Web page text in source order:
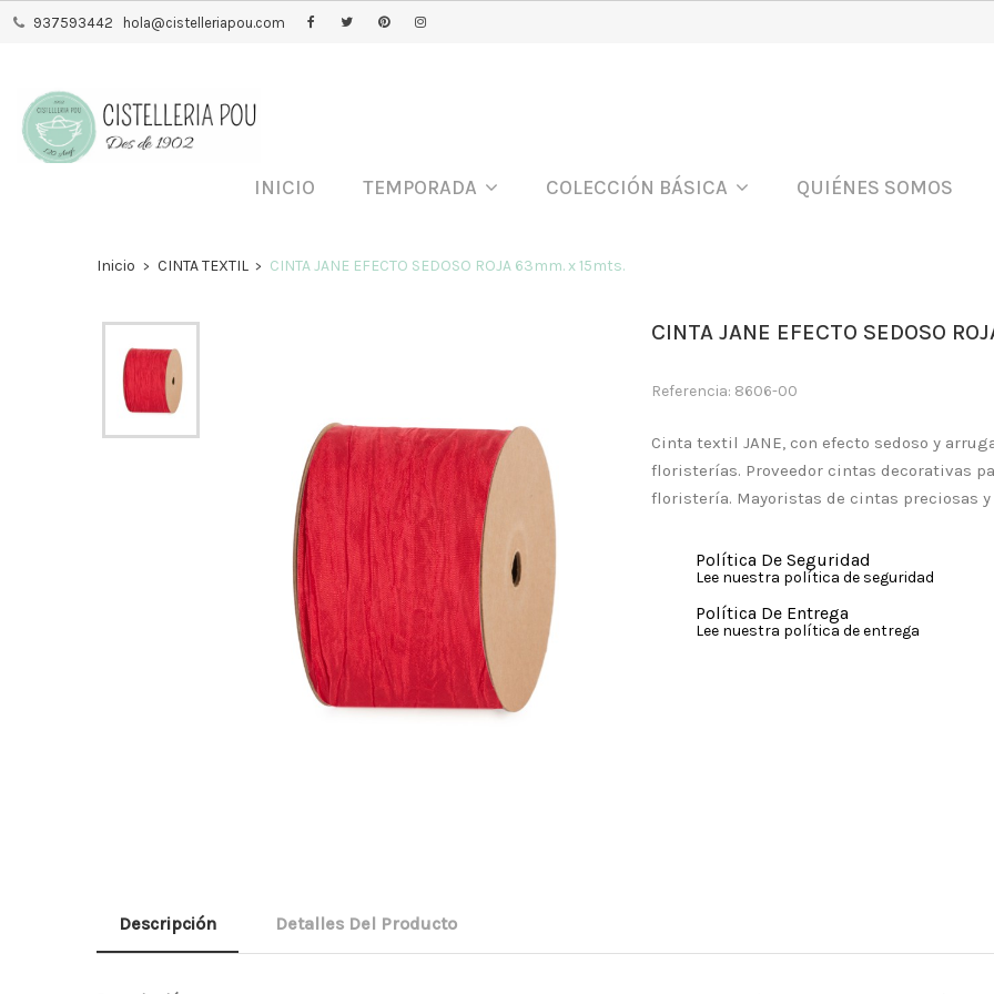
937593442 hola@cistelleriapou.com
INICIO TEMPORADA COLECCIÓN BÁSICA QUIÉNES SOMOS
Inicio CINTA TEXTIL CINTA JANE EFECTO SEDOSO ROJA 63mm. x 15mts.
CINTA JANE EFECTO SEDOSO
Referencia: 8606-00
Cinta textil JANE, con efecto sedoso y
floristerías. Proveedor cintas decorativas
floristería. Mayoristas de cintas preciosas
Política De Seguridad
Lee nuestra política de seguridad
Política De Entrega
Lee nuestra política de entrega
Descripción Detalles Del Producto